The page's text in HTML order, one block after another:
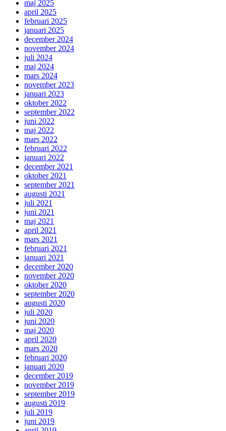
maj 2025
april 2025
februari 2025
januari 2025
december 2024
november 2024
juli 2024
maj 2024
mars 2024
november 2023
januari 2023
oktober 2022
september 2022
juni 2022
maj 2022
mars 2022
februari 2022
januari 2022
december 2021
oktober 2021
september 2021
augusti 2021
juli 2021
juni 2021
maj 2021
april 2021
mars 2021
februari 2021
januari 2021
december 2020
november 2020
oktober 2020
september 2020
augusti 2020
juli 2020
juni 2020
maj 2020
april 2020
mars 2020
februari 2020
januari 2020
december 2019
november 2019
september 2019
augusti 2019
juli 2019
juni 2019